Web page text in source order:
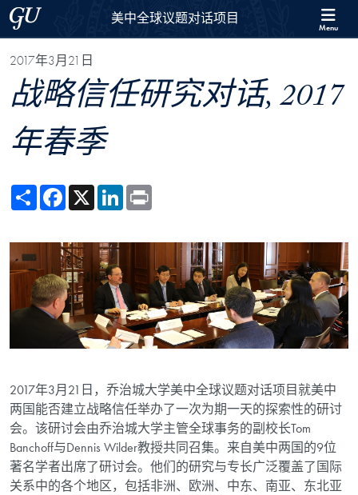
Skip to 美中全球议题对话项目 Full Site Menu
Skip to main content
Georgetown University美中全球议题对话项目 Menu
2017年3月21日
战略信任研究对话, 2017
年春季
ShareFacebook
X LinkedIn
2017年3月21日，乔治城大学美中全球议题对话项目就美中
两国能否建立战略信任举办了一次为期一天的探索性的研讨
会。该研讨会由乔治城大学主管全球事务的副校长Tom
Banchoff与Dennis Wilder教授共同召集。来自美中两国的9位
著名学者出席了研讨会。他们的研究与专长广泛覆盖了国际
关系中的各个地区，包括非洲、欧洲、中东、南亚、东北亚